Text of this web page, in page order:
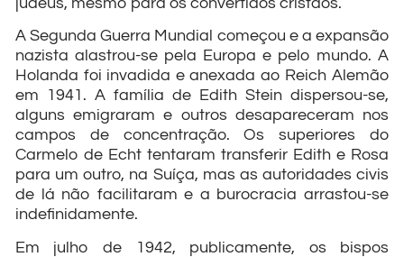
A Segunda Guerra Mundial começou e a expansão
nazista alastrou-se pela Europa e pelo mundo. A
Holanda foi invadida e anexada ao Reich Alemão
em 1941. A família de Edith Stein dispersou-se,
alguns emigraram e outros desapareceram nos
campos de concentração. Os superiores do
Carmelo de Echt tentaram transferir Edith e Rosa
para um outro, na Suíça, mas as autoridades civis
de lá não facilitaram e a burocracia arrastou-se
indefinidamente.
Em julho de 1942, publicamente, os bispos